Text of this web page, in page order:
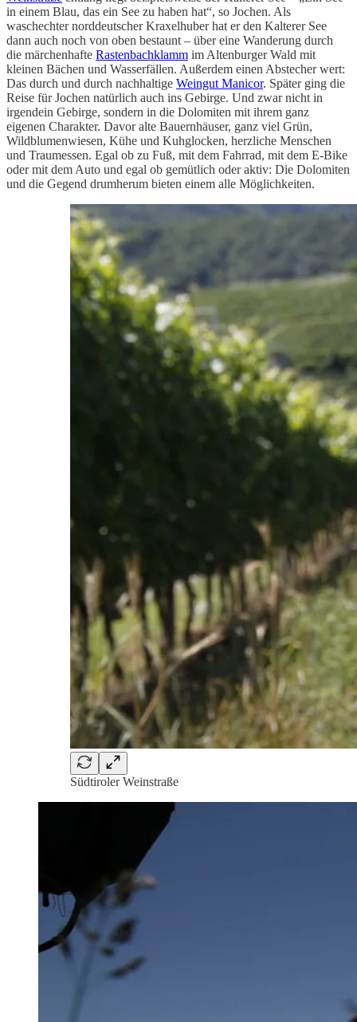
in einem Blau, das ein See zu haben hat“, so Jochen. Als
waschechter norddeutscher Kraxelhuber hat er den Kalterer See
dann auch noch von oben bestaunt – über eine Wanderung durch
die märchenhafte Rastenbachklamm im Altenburger Wald mit
kleinen Bächen und Wasserfällen. Außerdem einen Abstecher wert:
Das durch und durch nachhaltige Weingut Manicor. Später ging die
Reise für Jochen natürlich auch ins Gebirge. Und zwar nicht in
irgendein Gebirge, sondern in die Dolomiten mit ihrem ganz
eigenen Charakter. Davor alte Bauernhäuser, ganz viel Grün,
Wildblumenwiesen, Kühe und Kuhglocken, herzliche Menschen
und Traumessen. Egal ob zu Fuß, mit dem Fahrrad, mit dem E-Bike
oder mit dem Auto und egal ob gemütlich oder aktiv: Die Dolomiten
und die Gegend drumherum bieten einem alle Möglichkeiten.
Südtiroler Weinstraße